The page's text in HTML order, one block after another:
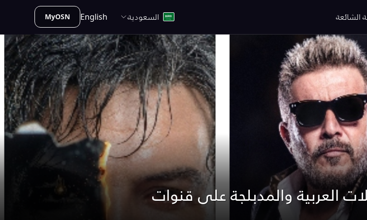
الشائعة السعودية English
MyOSN